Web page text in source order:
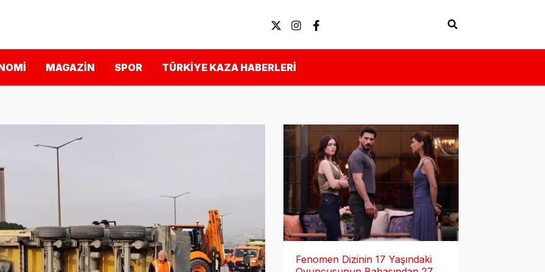
Arama
MAGAZIN SPOR TÜRKIYE KAZA HABERLERI
Fenomen Dizinin 17 Yaşındaki